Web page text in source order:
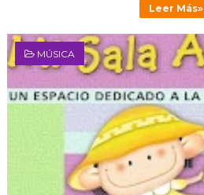
Leer Más»
MÚSICA